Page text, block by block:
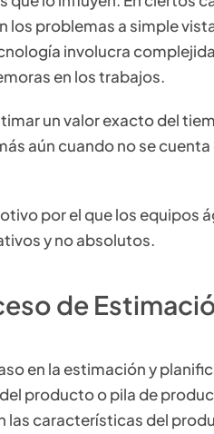
los problemas a simple
involucra
en los trabajos.
un valor exacto del
aún cuando no se
por el que los equipos
y no absolutos.
de
en la estimación y
producto o pila de
las características del